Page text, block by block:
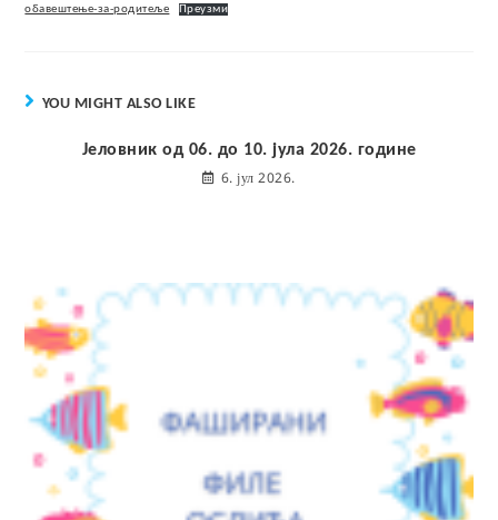
обавештење-за-родитеље
Преузми
YOU MIGHT ALSO LIKE
Јеловник од 06. до 10. јула 2026. године
6. јул 2026.